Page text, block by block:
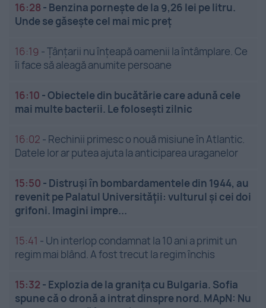
16:28 - Benzina pornește de la 9,26 lei pe litru.
Unde se găsește cel mai mic preț
16:19 -Țânțarii nu înțeapă oamenii la întâmplare. Ce
îi face să aleagă anumite persoane
16:10 -Obiectele din bucătărie care adună cele
mai multe bacterii. Le folosești zilnic
16:02 - Rechinii primesc o nouă misiune în Atlantic.
Datele lor ar putea ajuta la anticiparea uraganelor
15:50 - Distruși în bombardamentele din 1944, au
revenit pe Palatul Universității: vulturul și cei doi
grifoni. Imagini impre...
15:41 - Un interlop condamnat la 10 ani a primit un
regim mai blând. A fost trecut la regim închis
15:32 - Explozia de la granița cu Bulgaria. Sofia
spune că o dronă a intrat dinspre nord. MApN: Nu